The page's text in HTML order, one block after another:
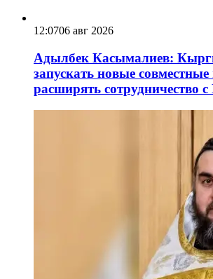
12:0706 авг 2026
Адылбек Касымалиев:
запускать новые
расширять сотрудничество с